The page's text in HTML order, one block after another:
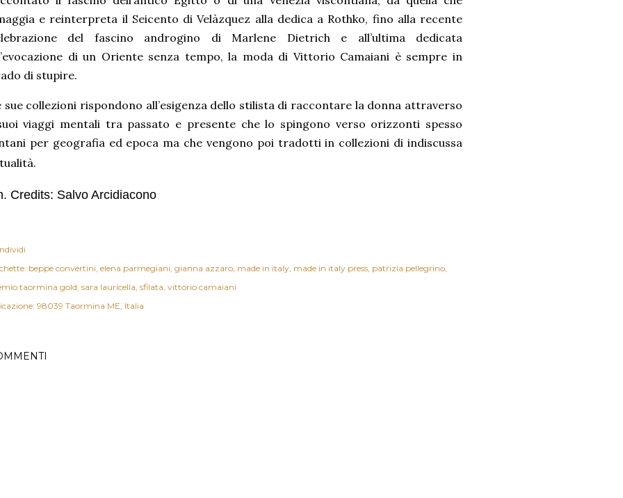
e reinterpreta il Seicento di Velàzquez alla dedica a Rothko, fino alla recente
del fascino androgino di Marlene Dietrich e all’ultima dedicata
di un Oriente senza tempo, la moda di Vittorio Camaiani è sempre in
di stupire.
sue collezioni rispondono all’esigenza dello stilista di raccontare la donna attraverso
viaggi mentali tra passato e presente che lo spingono verso orizzonti spesso
per geografia ed epoca ma che vengono poi tradotti in collezioni di indiscussa
Credits: Salvo Arcidiacono
beppe convertini elena parmegiani gianna azzaro made in italy made in italy press patrizia pellegrino
taormina gold sara lauricella sfilata vittorio camaiani
98039 Taormina ME, Italia